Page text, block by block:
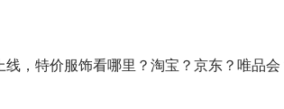
线，特价服饰看哪里？淘宝？京东？唯品会